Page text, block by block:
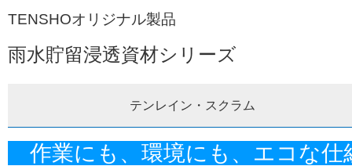
TENSHOオリジナル製品
雨水貯留浸透資材シリーズ
テンレイン・スクラム
作業にも、環境にも、エコな仕